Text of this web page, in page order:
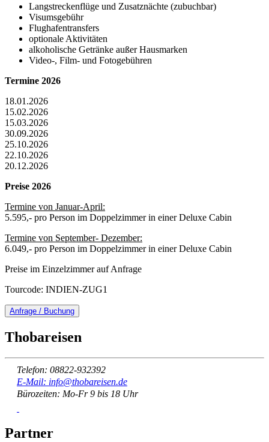
Langstreckenflüge und Zusatznächte (zubuchbar)
Visumsgebühr
Flughafentransfers
optionale Aktivitäten
alkoholische Getränke außer Hausmarken
Video-, Film- und Fotogebühren
Termine 2026
18.01.2026
15.02.2026
15.03.2026
30.09.2026
25.10.2026
22.10.2026
20.12.2026
Preise 2026
Termine von Januar-April:
5.595,- pro Person im Doppelzimmer in einer Deluxe Cabin
Termine von September- Dezember:
6.049,- pro Person im Doppelzimmer in einer Deluxe Cabin
Preise im Einzelzimmer auf Anfrage
Tourcode: INDIEN-ZUG1
Anfrage / Buchung
Thobareisen
Telefon: 08822-932392
E-Mail: info@thobareisen.de
Bürozeiten: Mo-Fr 9 bis 18 Uhr
Partner